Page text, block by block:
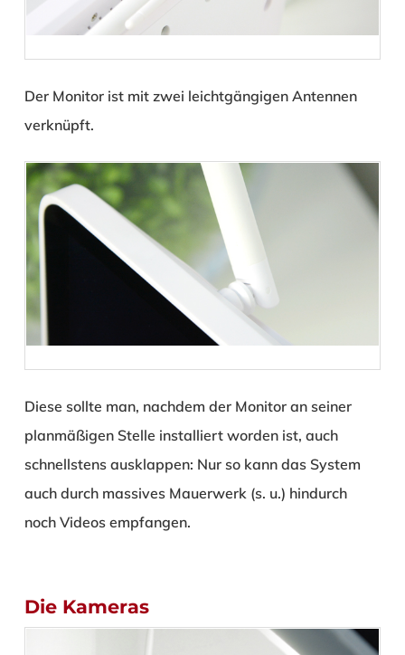
Der Monitor ist mit zwei leichtgängigen Antennen
verknüpft.
Diese sollte man, nachdem der Monitor an seiner
planmäßigen Stelle installiert worden ist, auch
schnellstens ausklappen: Nur so kann das System
auch durch massives Mauerwerk (s. u.) hindurch
noch Videos empfangen.
Die Kameras